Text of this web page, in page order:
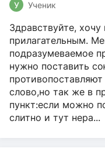
У Ученик
Здравствуйте,
прилагательным.
подразумеваемое
нужно поставить
слово,но так же в
пункт:если можно
слитно и тут нера...